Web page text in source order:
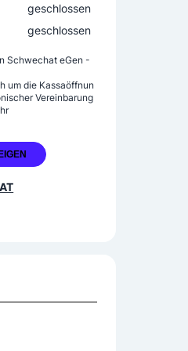
geschlossen
geschlossen
Schwechat eGen -
um die Kassaöffnun
Vereinbarung